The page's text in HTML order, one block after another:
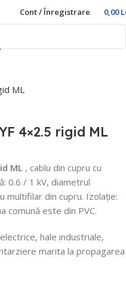
Cont / Înregistrare 0,00
4×2.5 rigid ML
ML , cablu din cupru cu
0.6 / 1 kV, diametrul
multifilar din cupru. Izolație:
comună este din PVC.
hale industriale,
marita la propagarea